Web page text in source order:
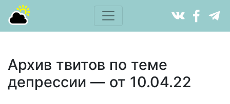
Архив твитов по теме
депрессии — от 10.04.22